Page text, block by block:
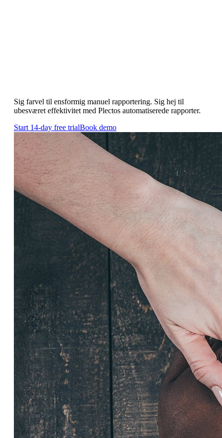
Sig farvel til ensformig manuel rapportering. Sig hej til
ubesværet effektivitet med Plectos automatiserede rapporter.
Start 14-day free trialBook demo